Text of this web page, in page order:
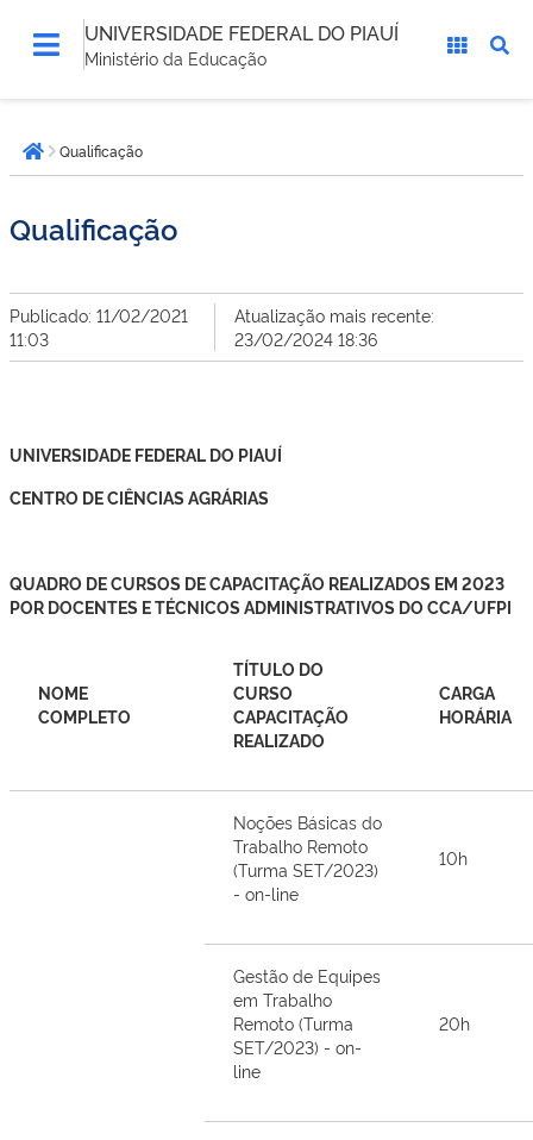
UNIVERSIDADE FEDERAL DO PIAUÍ
Ministério da Educação
está
aqui:Página inicial
Qualificação
Qualificação
Publicado: 11/02/2021
11:03
Atualização mais recente:
23/02/2024 18:36
UNIVERSIDADE FEDERAL DO PIAUÍ
CENTRO DE CIÊNCIAS AGRÁRIAS
QUADRO DE CURSOS DE CAPACITAÇÃO REALIZADOS EM 2023
POR DOCENTES E TÉCNICOS ADMINISTRATIVOS DO CCA/UFPI
NOME
COMPLETO
TÍTULO DO
CURSO
CAPACITAÇÃO
REALIZADO
CARGA
HORÁRIA
Noções Básicas do
Trabalho Remoto
(Turma SET/2023)
- on-line
10h
Gestão de Equipes
em Trabalho
Remoto (Turma
SET/2023) - on-
line
20h